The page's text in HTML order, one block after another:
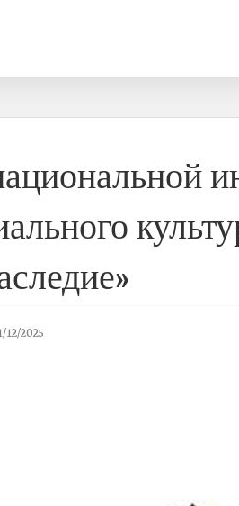
12/2025